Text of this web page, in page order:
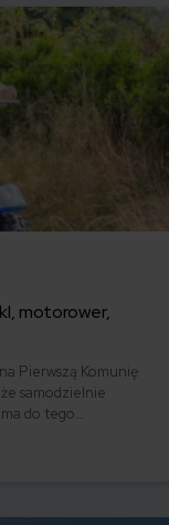
motorower,
Pierwszą Komunię
samodzielnie
do tego
jeździć młodzi